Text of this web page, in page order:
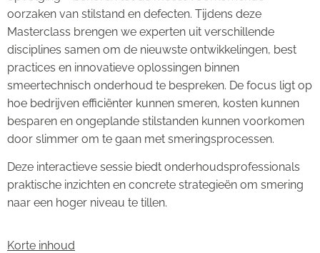
oorzaken van stilstand en defecten. Tijdens deze
Masterclass brengen we experten uit verschillende
disciplines samen om de nieuwste ontwikkelingen, best
practices en innovatieve oplossingen binnen
smeertechnisch onderhoud te bespreken. De focus ligt op
hoe bedrijven efficiënter kunnen smeren, kosten kunnen
besparen en ongeplande stilstanden kunnen voorkomen
door slimmer om te gaan met smeringsprocessen.
Deze interactieve sessie biedt onderhoudsprofessionals
praktische inzichten en concrete strategieën om smering
naar een hoger niveau te tillen.
Korte inhoud